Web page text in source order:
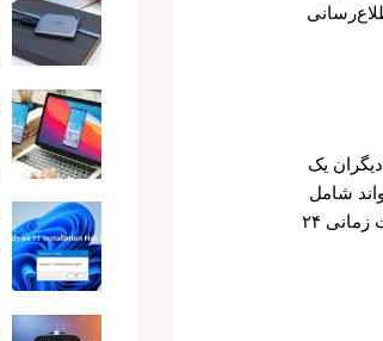
یک
شامل
پست‌ها، استوری‌ها یا پیام‌های دایرکت باشد. در بسیاری از موارد، استوری‌ها به دلیل محدودیت زمانی ۲۴